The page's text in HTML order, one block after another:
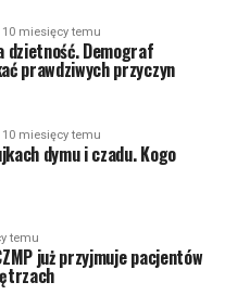
10 miesięcy temu
dzietność. Demograf
prawdziwych przyczyn
10 miesięcy temu
dymu i czadu. Kogo
temu
już przyjmuje pacjentów